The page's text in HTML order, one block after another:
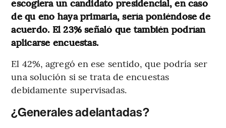
escogiera un candidato presidencial, en caso
de qu eno haya primaria, sería poniéndose de
acuerdo. El 23% señaló que también podrían
aplicarse encuestas.
El 42%, agregó en ese sentido, que podría ser
una solución si se trata de encuestas
debidamente supervisadas.
¿Generales adelantadas?